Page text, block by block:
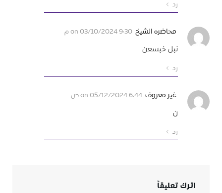
رد
محاضره الشيخ 03/10/2024 9:30 م
نبل خبسعن
رد
غير معروف 05/12/2024 6:44 ص
ن
رد
اترك تعليقاً